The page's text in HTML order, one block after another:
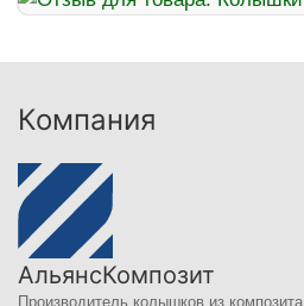
Компания
АльянсКомпозит
Производитель колышков из композита